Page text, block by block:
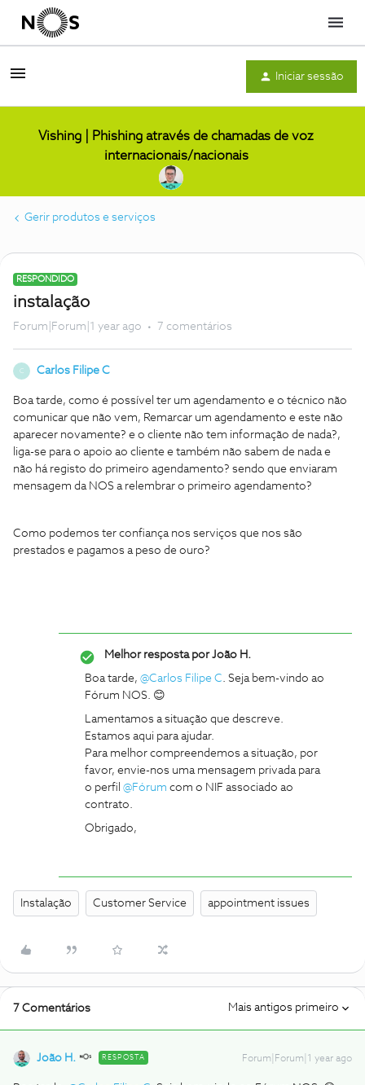
Menu
Iniciar sessão
Vishing | Phishing através de chamadas de voz
internacionais/nacionais
Gerir produtos e serviços
RESPONDIDO
instalação
Forum|Forum|1 year ago 7 comentários
C Carlos Filipe C
Boa tarde, como é possível ter um agendamento e o técnico não
comunicar que não vem, Remarcar um agendamento e este não
aparecer novamente? e o cliente não tem informação de nada?,
liga-se para o apoio ao cliente e também não sabem de nada e
não há registo do primeiro agendamento? sendo que enviaram
mensagem da NOS a relembrar o primeiro agendamento?
Como podemos ter confiança nos serviços que nos são
prestados e pagamos a peso de ouro?
Melhor resposta porJoão H.
Boa tarde, ​ @Carlos Filipe C. Seja bem-vindo ao
Fórum NOS. 😊
Lamentamos a situação que descreve.
Estamos aqui para ajudar.
Para melhor compreendemos a situação, por
favor, envie-nos uma mensagem privada para
o perfil ​ @Fórum com o NIF associado ao
contrato.
Obrigado,
Instalação Customer Service appointment issues
7 Comentários Mais antigos primeiro
João H. RESPOSTA Forum|Forum|1 year ago